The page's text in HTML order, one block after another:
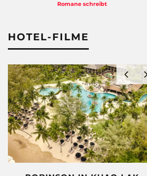
Romane schreibt
HOTEL-FILME